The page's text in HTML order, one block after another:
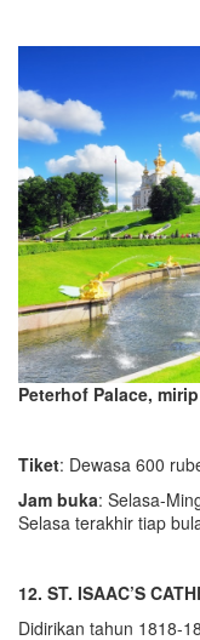
Peterhof Palace,
Tiket: Dewasa 600
Jam buka: Selasa-
Selasa terakhir tiap
12. ST. ISAAC’S
Didirikan tahun 1818-